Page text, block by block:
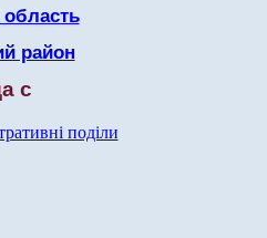
область
район
с
поділи